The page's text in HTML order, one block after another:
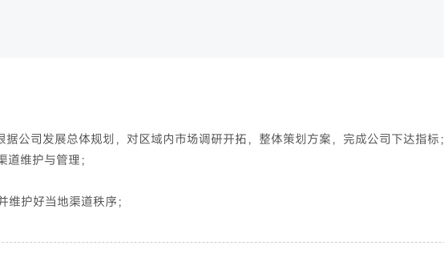
公司发展总体规划，对区域内市场调研开拓，整体策划方案，完成公司下达指标；
维护与管理；
护好当地渠道秩序；